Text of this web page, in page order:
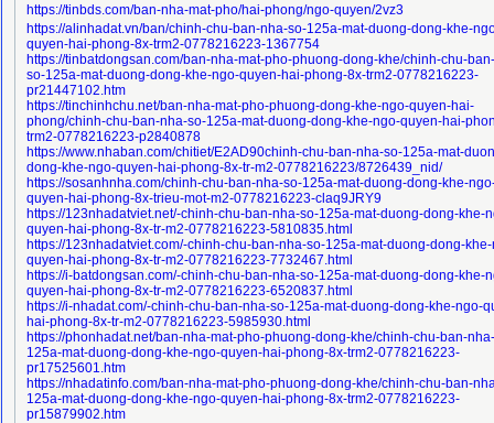
https://tinbds.com/ban-nha-mat-pho/hai-phong/ngo-quyen/2vz3
https://alinhadat.vn/ban/chinh-chu-ban-nha-so-125a-mat-duong-dong-khe-
quyen-hai-phong-8x-trm2-0778216223-1367754
https://tinbatdongsan.com/ban-nha-mat-pho-phuong-dong-khe/chinh-chu-
so-125a-mat-duong-dong-khe-ngo-quyen-hai-phong-8x-trm2-0778216223-
pr21447102.htm
https://tinchinhchu.net/ban-nha-mat-pho-phuong-dong-khe-ngo-quyen-hai-
phong/chinh-chu-ban-nha-so-125a-mat-duong-dong-khe-ngo-quyen-hai-
trm2-0778216223-p2840878
https://www.nhaban.com/chitiet/E2AD90chinh-chu-ban-nha-so-125a-mat-
dong-khe-ngo-quyen-hai-phong-8x-tr-m2-0778216223/8726439_nid/
https://sosanhnha.com/chinh-chu-ban-nha-so-125a-mat-duong-dong-khe-
quyen-hai-phong-8x-trieu-mot-m2-0778216223-claq9JRY9
https://123nhadatviet.net/-chinh-chu-ban-nha-so-125a-mat-duong-dong-khe-
quyen-hai-phong-8x-tr-m2-0778216223-5810835.html
https://123nhadatviet.com/-chinh-chu-ban-nha-so-125a-mat-duong-dong-
quyen-hai-phong-8x-tr-m2-0778216223-7732467.html
https://i-batdongsan.com/-chinh-chu-ban-nha-so-125a-mat-duong-dong-khe-
quyen-hai-phong-8x-tr-m2-0778216223-6520837.html
https://i-nhadat.com/-chinh-chu-ban-nha-so-125a-mat-duong-dong-khe-ngo-
hai-phong-8x-tr-m2-0778216223-5985930.html
https://phonhadat.net/ban-nha-mat-pho-phuong-dong-khe/chinh-chu-ban-
125a-mat-duong-dong-khe-ngo-quyen-hai-phong-8x-trm2-0778216223-
pr17525601.htm
https://nhadatinfo.com/ban-nha-mat-pho-phuong-dong-khe/chinh-chu-ban-
125a-mat-duong-dong-khe-ngo-quyen-hai-phong-8x-trm2-0778216223-
pr15879902.htm